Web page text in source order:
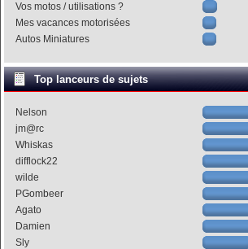
Vos motos / utilisations ?
Mes vacances motorisées
Autos Miniatures
Top lanceurs de sujets
Nelson
jm@rc
Whiskas
difflock22
wilde
PGombeer
Agato
Damien
Sly